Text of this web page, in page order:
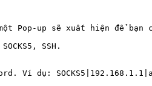
Pop-up sẽ xuất hiện để bạn
SSH.
Ví dụ: